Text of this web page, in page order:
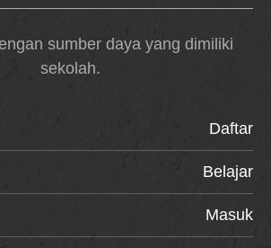
sumber daya yang dimiliki
sekolah.
Daftar
Belajar
Masuk